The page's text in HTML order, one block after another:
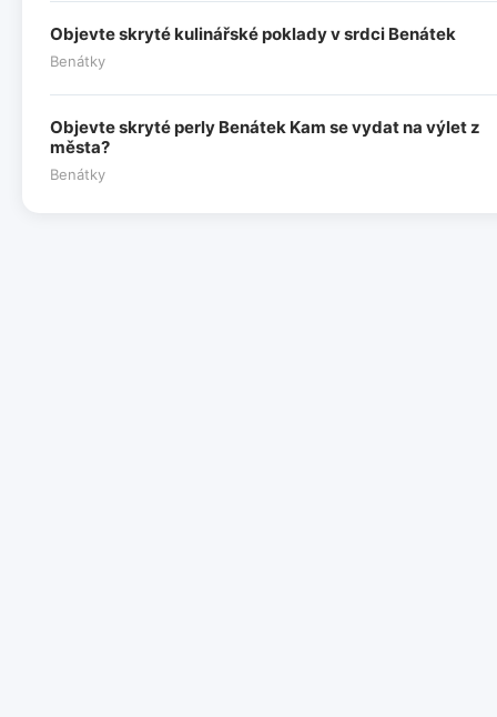
Objevte skryté kulinářské poklady v srdci Benátek
Benátky
Objevte skryté perly Benátek Kam se vydat na výlet z
města?
Benátky